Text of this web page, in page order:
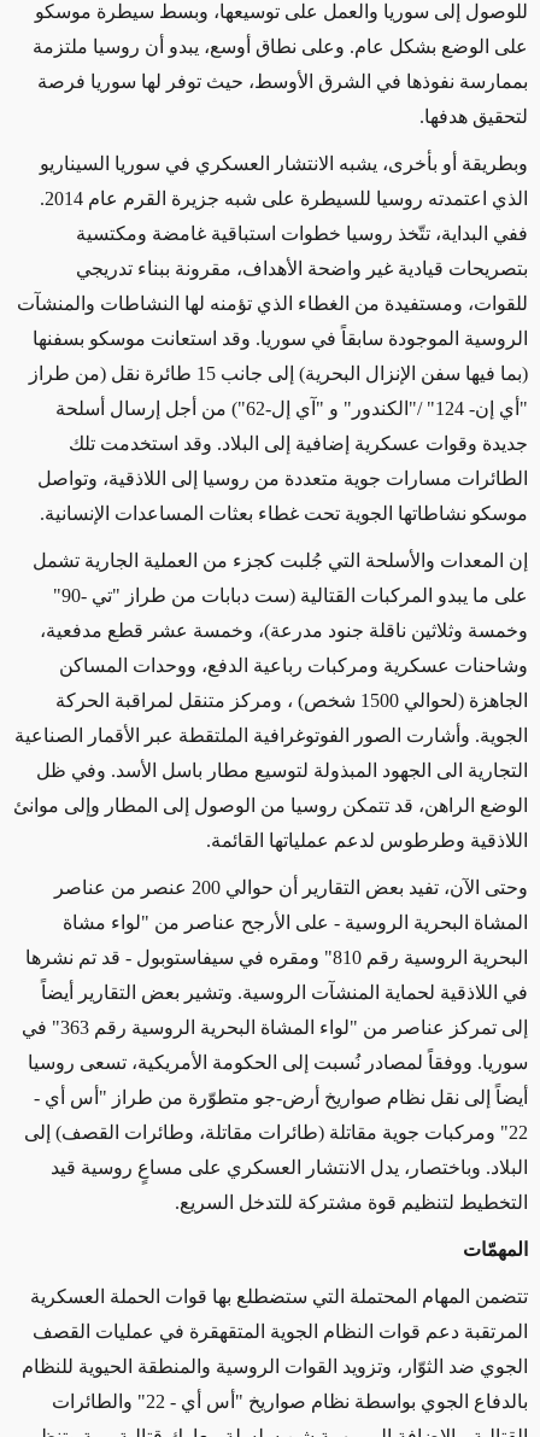
للوصول إلى سوريا والعمل على توسيعها، وبسط سيطرة موسكو
على الوضع بشكل عام. وعلى نطاق أوسع، يبدو أن روسيا ملتزمة
بممارسة نفوذها في الشرق الأوسط، حيث توفر لها سوريا فرصة
لتحقيق هدفها.
وبطريقة أو بأخرى، يشبه الانتشار العسكري في سوريا السيناريو
الذي اعتمدته روسيا للسيطرة على شبه جزيرة القرم عام 2014.
ففي البداية، تتّخذ روسيا خطوات استباقية غامضة ومكتسية
بتصريحات قيادية غير واضحة الأهداف، مقرونة ببناء تدريجي
للقوات، ومستفيدة من الغطاء الذي تؤمنه لها النشاطات والمنشآت
الروسية الموجودة سابقاً في سوريا. وقد استعانت موسكو بسفنها
(بما فيها سفن الإنزال البحرية) إلى جانب 15 طائرة نقل (من طراز
"أي إن- 124
" /"الكندور" و "آي إل-62") من أجل إرسال أسلحة
جديدة وقوات عسكرية إضافية إلى البلاد. وقد استخدمت تلك
الطائرات مسارات جوية متعددة من روسيا إلى اللاذقية، وتواصل
موسكو نشاطاتها الجوية تحت غطاء بعثات المساعدات الإنسانية.
إن المعدات والأسلحة التي جُلبت كجزء من العملية الجارية تشمل
على ما يبدو المركبات القتالية (ست دبابات من طراز "تي -90"
وخمسة وثلاثين ناقلة جنود مدرعة)، وخمسة عشر قطع مدفعية،
وشاحنات عسكرية ومركبات رباعية الدفع، ووحدات المساكن
الجاهزة (لحوالي 1500 شخص) ، ومركز متنقل لمراقبة الحركة
الجوية. وأشارت الصور الفوتوغرافية الملتقطة عبر الأقمار الصناعية
التجارية الى الجهود المبذولة لتوسيع مطار باسل الأسد. وفي ظل
الوضع الراهن، قد تتمكن روسيا من الوصول إلى المطار وإلى موانئ
اللاذقية وطرطوس لدعم عملياتها القائمة.
وحتى الآن، تفيد بعض التقارير أن حوالي 200 عنصر من عناصر
المشاة البحرية الروسية - على الأرجح عناصر من "لواء مشاة
البحرية الروسية رقم 810" ومقره في سيفاستوبول - قد تم نشرها
في اللاذقية لحماية المنشآت الروسية. وتشير بعض التقارير أيضاً
إلى تمركز عناصر من "لواء المشاة البحرية الروسية رقم 363" في
سوريا. ووفقاً لمصادر نُسبت إلى الحكومة الأمريكية، تسعى روسيا
أيضاً إلى نقل نظام صواريخ أرض-جو متطوّرة من طراز "أس أي -
22" ومركبات جوية مقاتلة (طائرات مقاتلة، وطائرات القصف) إلى
البلاد. وباختصار، يدل الانتشار العسكري على مساعٍ روسية قيد
التخطيط لتنظيم قوة مشتركة للتدخل السريع.
المهمّات
تتضمن المهام المحتملة التي ستضطلع بها قوات الحملة العسكرية
المرتقبة دعم قوات النظام الجوية المتقهقرة في عمليات القصف
الجوي ضد الثوّار، وتزويد القوات الروسية والمنطقة الحيوية للنظام
بالدفاع الجوي بواسطة نظام صواريخ "أس أي - 22" والطائرات